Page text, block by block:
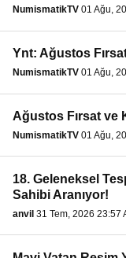
NumismatikTV 01 Ağu,
Ynt: Ağustos
NumismatikTV 01 Ağu,
Ağustos Fırsat ve
NumismatikTV 01 Ağu,
18. Geleneksel
Sahibi Aranıyor!
anvil 31 Tem, 2026 23:57